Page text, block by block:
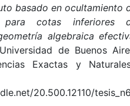
basado en ocultamiento
para cotas inferiores
algebraica
de Buenos
Exactas y
20.500.12110/